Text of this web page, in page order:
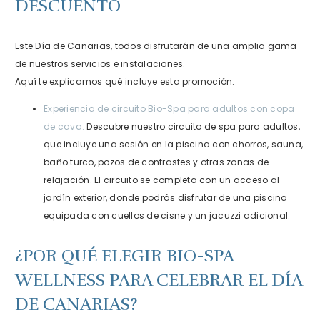
DESCUENTO
Este Día de Canarias, todos disfrutarán de una amplia gama
de nuestros servicios e instalaciones.
Aquí te explicamos qué incluye esta promoción:
Experiencia de circuito Bio-Spa para adultos con copa
de cava: Descubre nuestro circuito de spa para adultos,
que incluye una sesión en la piscina con chorros, sauna,
baño turco, pozos de contrastes y otras zonas de
relajación. El circuito se completa con un acceso al
jardín exterior, donde podrás disfrutar de una piscina
equipada con cuellos de cisne y un jacuzzi adicional.
¿POR QUÉ ELEGIR BIO-SPA
WELLNESS PARA CELEBRAR EL DÍA
DE CANARIAS?